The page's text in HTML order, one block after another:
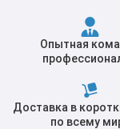
Опытная
Доставка в
по всему